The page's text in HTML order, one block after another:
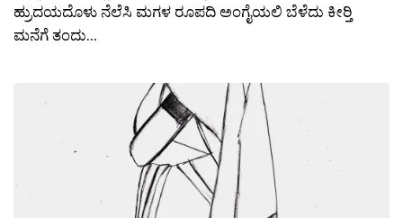
ಹ್ರುದಯದೊಳು ನೆಲೆಸಿ ಮಗಳ ರೂಪದಿ ಅಂಗೈಯಲಿ ಬೆಳೆದು ಕೀರ‍್ತಿ
ಮನೆಗೆ ತಂದು...